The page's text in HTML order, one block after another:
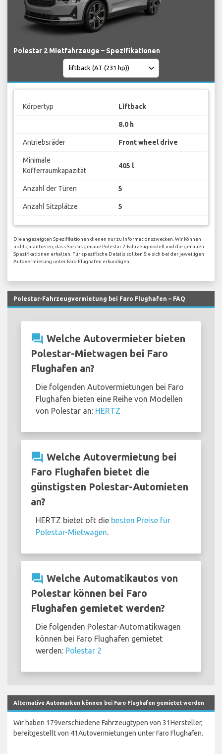
Polestar 2 Mietfahrzeuge – Spezifikationen
Körpertyp Liftback
8.0 h
Antriebsräder Front wheel drive
Minimale
Kofferraumkapazität
405 l
Anzahl der Türen 5
Anzahl Sitzplätze 5
Die angezeigten Spezifikationen dienen nur zu Informationszwecken. Wir können
nicht garantieren, dass Sie das genaue Polestar 2-Fahrzeugmodell und die genauen
Spezifikationen erhalten. Für spezifische Details sollten Sie sich bei der jeweiligen
Autovermietung unter Faro Flughafen erkundigen.
Polestar-Fahrzeugvermietung bei Faro Flughafen – FAQ
question_answer Welche Autovermieter bieten
Polestar-Mietwagen bei Faro
Flughafen an?
Die folgenden Autovermietungen bei Faro
Flughafen bieten eine Reihe von Modellen
von Polestar an: HERTZ
question_answer Welche Autovermietung bei
Faro Flughafen bietet die
günstigsten Polestar-Automieten
an?
HERTZ bietet oft die besten Preise für
Polestar-Mietwagen
question_answer Welche Automatikautos von
Polestar können bei Faro
Flughafen gemietet werden?
Die folgenden Polestar-Automatikwagen
können bei Faro Flughafen gemietet
werden: Polestar 2
Alternative Automarken können bei Faro Flughafen gemietet werden
Wir haben 179verschiedene Fahrzeugtypen von 31Hersteller,
bereitgestellt von 41Autovermietungen unter Faro Flughafen.